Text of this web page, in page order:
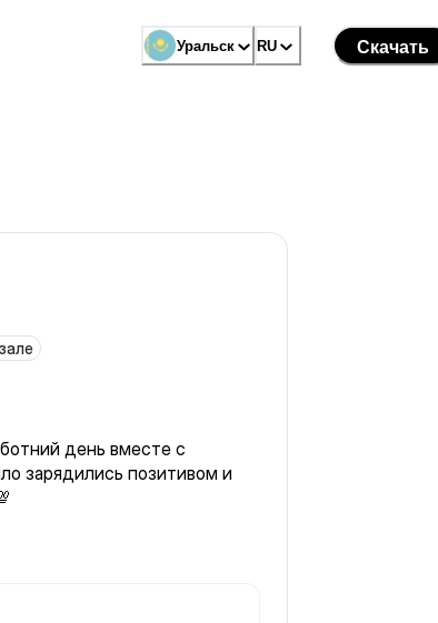
Уральск RU Скачать
вместе с